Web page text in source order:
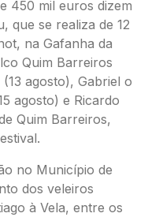
450 mil euros dizem
que se realiza de 12
na Gafanha da
Quim Barreiros
agosto), Gabriel o
agosto) e Ricardo
Quim Barreiros,
no Município de
dos veleiros
à Vela, entre os